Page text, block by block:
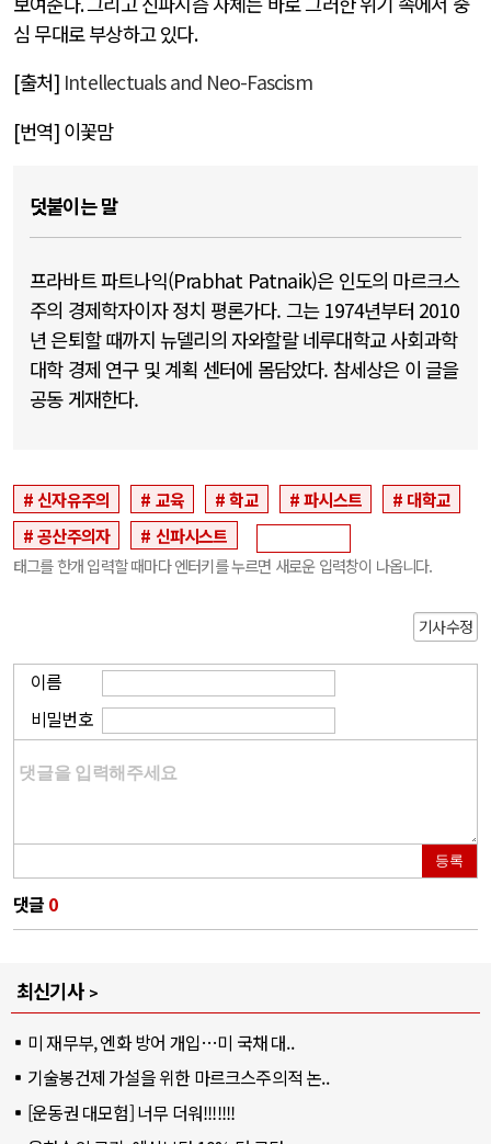
심 무대로 부상하고 있다.
[출처] Intellectuals and Neo-Fascism
[번역] 이꽃맘
덧붙이는 말
프라바트 파트나익(Prabhat Patnaik)은 인도의 마르크스
주의 경제학자이자 정치 평론가다. 그는 1974년부터 2010
년 은퇴할 때까지 뉴델리의 자와할랄 네루대학교 사회과학
대학 경제 연구 및 계획 센터에 몸담았다. 참세상은 이 글을
공동 게재한다.
신자유주의 교육 학교 파시스트
대학교
공산주의자
신파시스트
태그를 한개 입력할 때마다 엔터키를 누르면 새로운 입력창이 나옵니다.
기사수정
이름
비밀번호
등록
댓글 0
최신기사
미 재무부, 엔화 방어 개입…미 국채 대..
기술봉건제 가설을 위한 마르크스주의적 논..
[운동권 대모험] 너무 더워!!!!!!!